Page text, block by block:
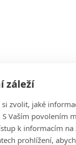
záleží
zvolit, jaké
Vaším povolením
k informacím
prohlížení,